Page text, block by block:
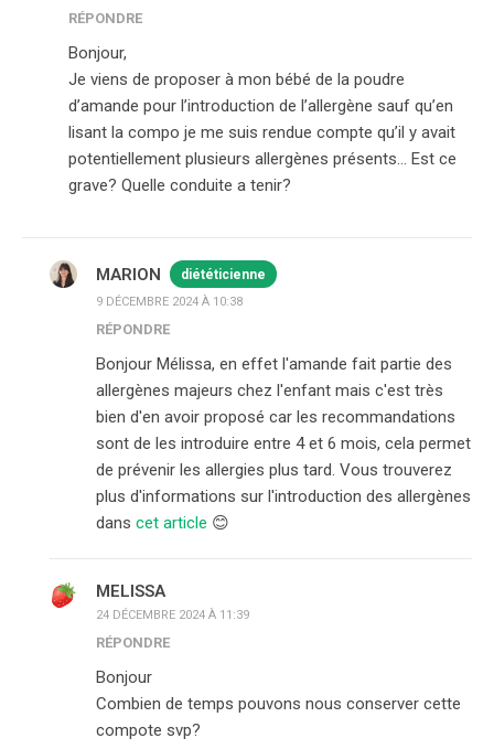
RÉPONDRE
Bonjour,
Je viens de proposer à mon bébé de la poudre
d’amande pour l’introduction de l’allergène sauf qu’en
lisant la compo je me suis rendue compte qu’il y avait
potentiellement plusieurs allergènes présents… Est ce
grave? Quelle conduite a tenir?
MARION diététicienne
9 DÉCEMBRE 2024 À 10:38
RÉPONDRE
Bonjour Mélissa, en effet l'amande fait partie des
allergènes majeurs chez l'enfant mais c'est très
bien d'en avoir proposé car les recommandations
sont de les introduire entre 4 et 6 mois, cela permet
de prévenir les allergies plus tard. Vous trouverez
plus d'informations sur l'introduction des allergènes
dans cet article 😊
MELISSA
24 DÉCEMBRE 2024 À 11:39
RÉPONDRE
Bonjour
Combien de temps pouvons nous conserver cette
compote svp?